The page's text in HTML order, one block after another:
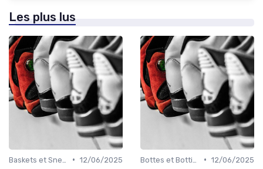
Les plus lus
• 12/06/2025
• 12/06/2025